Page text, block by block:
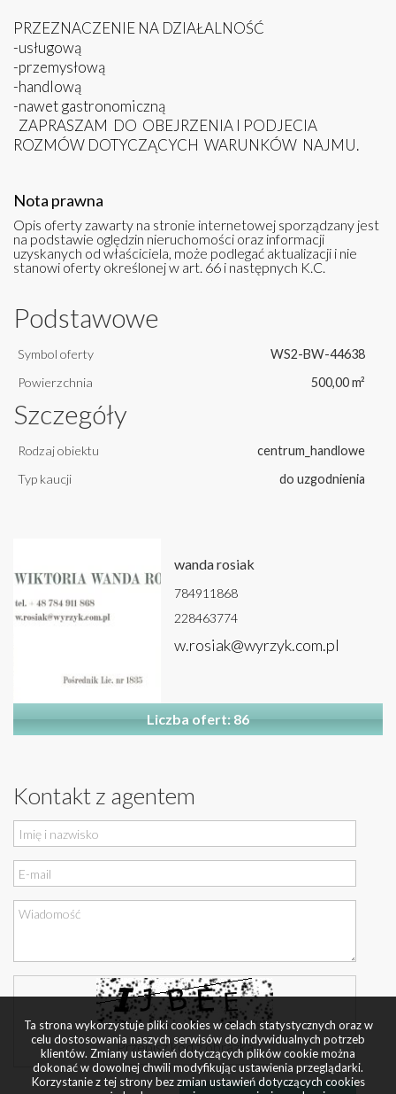
PRZEZNACZENIE NA DZIAŁALNOŚĆ
-usługową
-przemysłową
-handlową
-nawet gastronomiczną
ZAPRASZAM DO OBEJRZENIA I PODJECIA
ROZMÓW DOTYCZĄCYCH WARUNKÓW NAJMU.
Nota prawna
Opis oferty zawarty na stronie internetowej sporządzany jest
na podstawie oględzin nieruchomości oraz informacji
uzyskanych od właściciela, może podlegać aktualizacji i nie
stanowi oferty określonej w art. 66 i następnych K.C.
Podstawowe
Symbol oferty
WS2-BW-44638
Powierzchnia
500,00 m²
Szczegóły
Rodzaj obiektu
centrum_handlowe
Typ kaucji
do uzgodnienia
wanda rosiak
784911868
228463774
w.rosiak@wyrzyk.com.pl
Liczba ofert: 86
Kontakt z agentem
Ta strona wykorzystuje pliki cookies w celach statystycznych oraz w
celu dostosowania naszych serwisów do indywidualnych potrzeb
klientów. Zmiany ustawień dotyczących plików cookie można
dokonać w dowolnej chwili modyfikując ustawienia przeglądarki.
Korzystanie z tej strony bez zmian ustawień dotyczących cookies